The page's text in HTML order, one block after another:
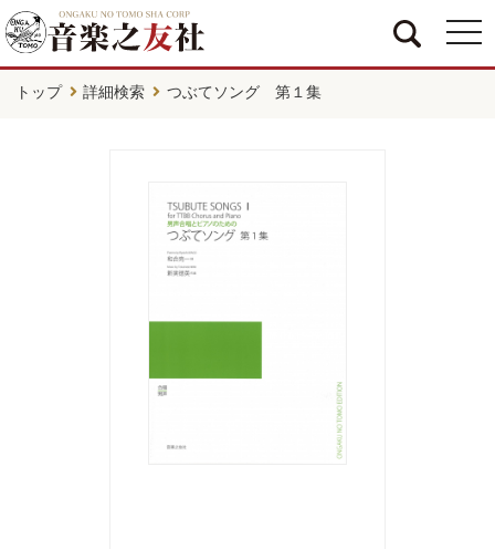
トップ 詳細検索 つぶてソング 第１集